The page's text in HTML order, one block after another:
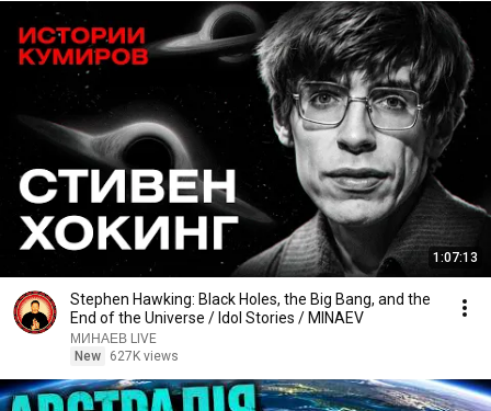
1:07:13
Stephen Hawking: Black Holes, the Big Bang, and the
End of the Universe / Idol Stories / MINAEV
МИНАЕВ LIVE
New
627K views